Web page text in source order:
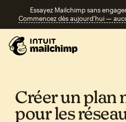
Essayez Mailchimp sans
Commencez dès aujourd'hui —
Créer un plan
pour les